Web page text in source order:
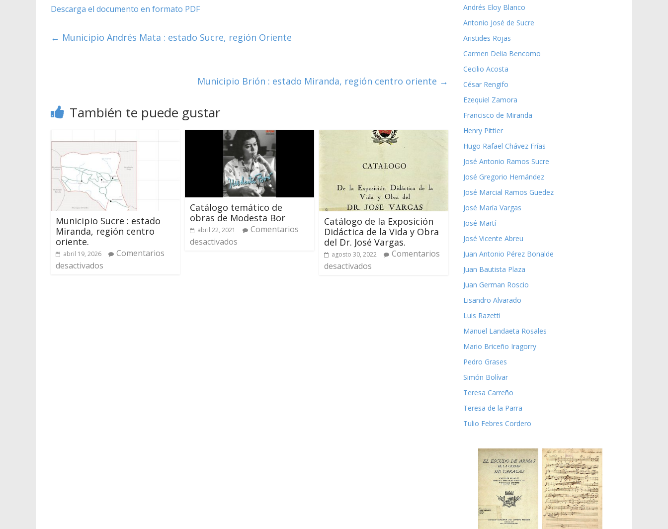
Descarga el documento en formato PDF
← Municipio Andrés Mata : estado Sucre, región Oriente
Municipio Brión : estado Miranda, región centro oriente →
También te puede gustar
Municipio Sucre : estado
Miranda, región centro
oriente.
abril 19, 2026
Comentarios
desactivados
Catálogo temático de
obras de Modesta Bor
abril 22, 2021
Comentarios
desactivados
Catálogo de la Exposición
Didáctica de la Vida y Obra
del Dr. José Vargas.
agosto 30, 2022
Comentarios
desactivados
Andrés Eloy Blanco
Antonio José de Sucre
Aristides Rojas
Carmen Delia Bencomo
Cecilio Acosta
César Rengifo
Ezequiel Zamora
Francisco de Miranda
Henry Pittier
Hugo Rafael Chávez Frías
José Antonio Ramos Sucre
José Gregorio Hernández
José Marcial Ramos Guedez
José María Vargas
José Martí
José Vicente Abreu
Juan Antonio Pérez Bonalde
Juan Bautista Plaza
Juan German Roscio
Lisandro Alvarado
Luis Razetti
Manuel Landaeta Rosales
Mario Briceño Iragorry
Pedro Grases
Simón Bolívar
Teresa Carreño
Teresa de la Parra
Tulio Febres Cordero